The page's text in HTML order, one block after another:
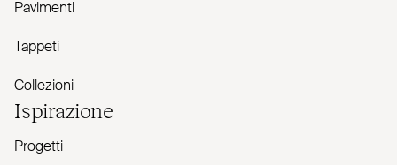
Pavimenti
Tappeti
Collezioni
Ispirazione
Progetti